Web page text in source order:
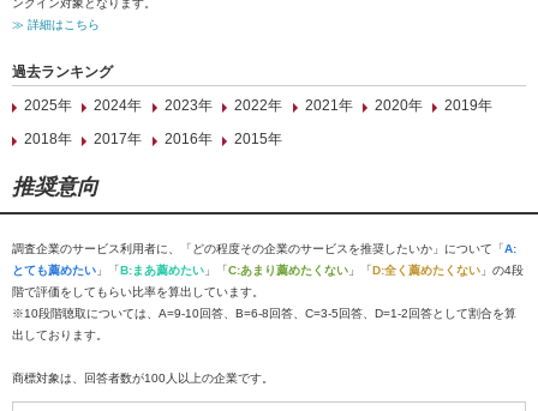
ンクイン対象となります。
≫ 詳細はこちら
過去ランキング
2025年
2024年 2023年 2022年 2021年 2020年
2019年
2018年
2017年 2016年 2015年
推奨意向
調査企業のサービス利用者に、「どの程度その企業のサービスを推奨したいか」について「A:
とても薦めたい 」「B:まあ薦めたい 」「C:あまり薦めたくない 」「D:全く薦めたくない 」の4段
階で評価をしてもらい比率を算出しています。
※10段階聴取については、A=9-10回答、B=6-8回答、C=3-5回答、D=1-2回答として割合を算
出しております。
商標対象は、回答者数が100人以上の企業です。